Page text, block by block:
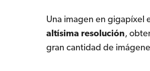
Una imagen en gigapíxel
altísima resolución,
gran cantidad de